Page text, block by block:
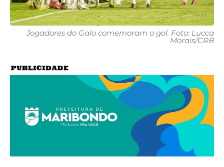
Jogadores do Galo comemoram o gol. Foto: Lucca
Morais/CRB